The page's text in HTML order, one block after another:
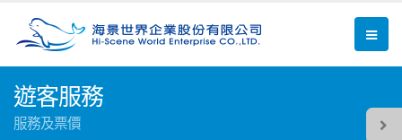
遊客服務
服務及票價